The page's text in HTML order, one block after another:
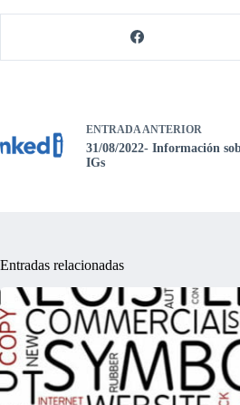
ENTRADAANTERIOR
31/08/2022- Información
IGs
Entradas relacionadas